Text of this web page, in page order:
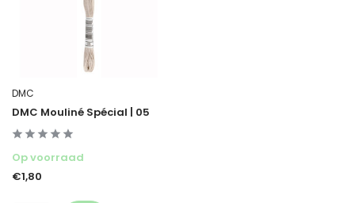
DMC
DMC Mouliné Spécial | 05
Op voorraad
€1,80